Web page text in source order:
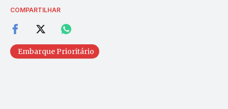
COMPARTILHAR
Embarque Prioritário